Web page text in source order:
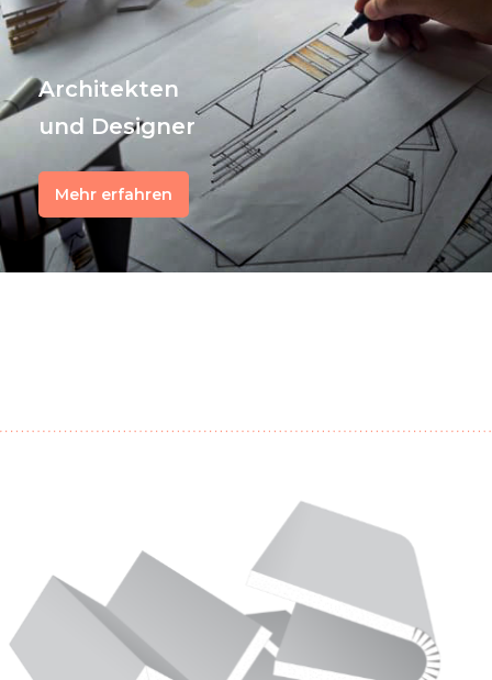
Architekten
und Designer
Mehr erfahren